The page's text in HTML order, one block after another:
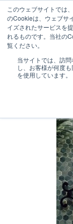
このウェブサイトでは
のCookieは、ウェブサ
イズされたサービスを
れるものです。当社の
覧ください。
当サイトでは、訪
し、お客様が何度
を使用しています。
Boca